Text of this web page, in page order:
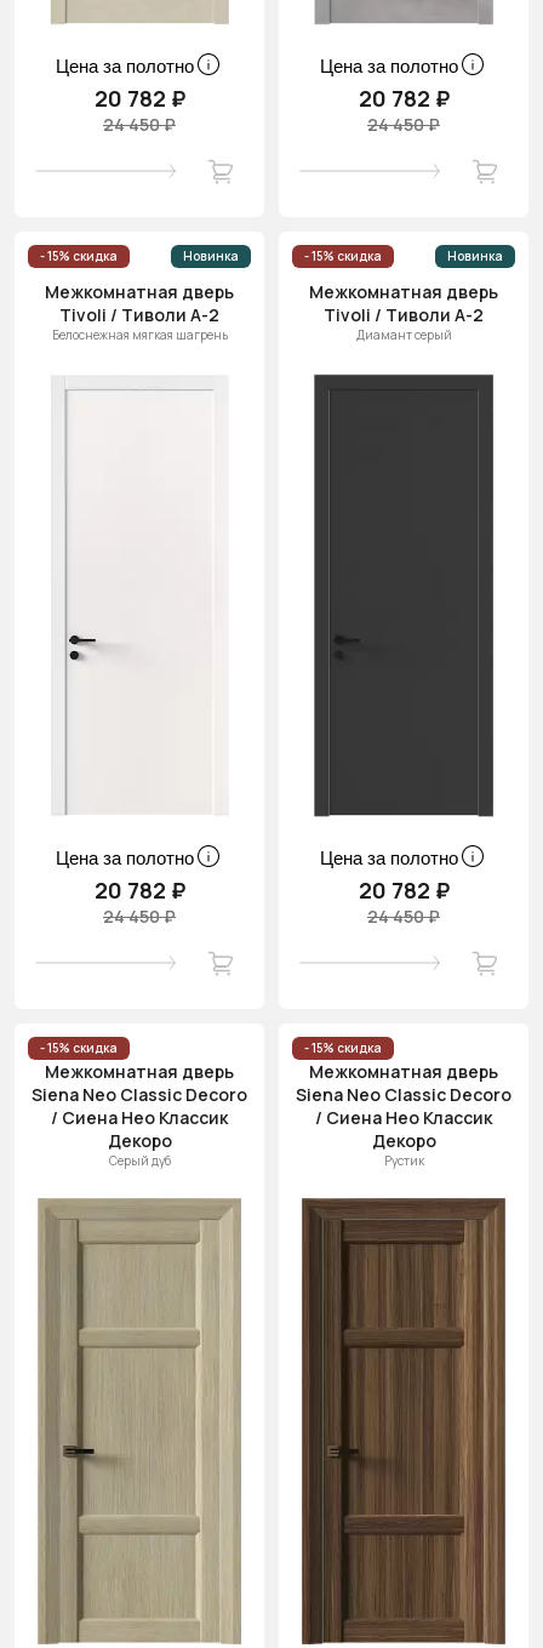
Цена за полотно
20 782 ₽
24 450 ₽
Цена за полотно
20 782 ₽
24 450 ₽
- 15% скидка Новинка
Межкомнатная дверь
Tivoli / Тиволи А-2
Белоснежная мягкая шагрень
Цена за полотно
20 782 ₽
24 450 ₽
- 15% скидка Новинка
Межкомнатная дверь
Tivoli / Тиволи А-2
Диамант серый
Цена за полотно
20 782 ₽
24 450 ₽
- 15% скидка
Межкомнатная дверь
Siena Neo Classic Decoro
/ Сиена Нео Классик
Декоро
Серый дуб
- 15% скидка
Межкомнатная дверь
Siena Neo Classic Decoro
/ Сиена Нео Классик
Декоро
Рустик